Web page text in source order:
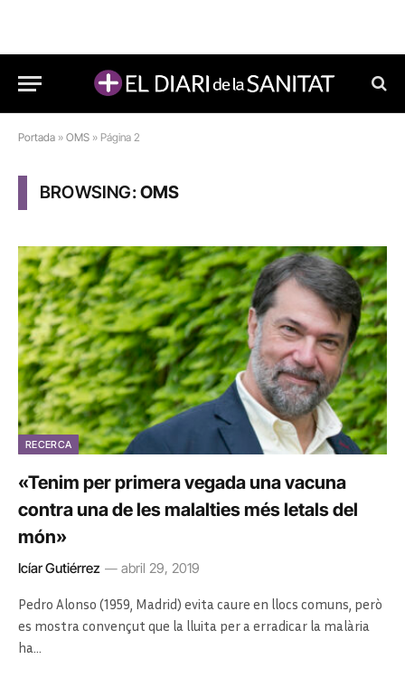
Portada » OMS » Página 2
BROWSING:OMS
RECERCA
«Tenim per primera vegada una vacuna
contra una de les malalties més letals del
món»
Icíar Gutiérrez abril 29, 2019
Pedro Alonso (1959, Madrid) evita caure en llocs comuns, però
es mostra convençut que la lluita per a erradicar la malària
ha…